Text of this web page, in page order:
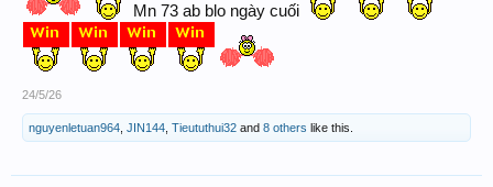
Mn 73 ab blo ngày cuối
24/5/26
nguyenletuan964 JIN144 Tieututhui32 and 8 others like this.